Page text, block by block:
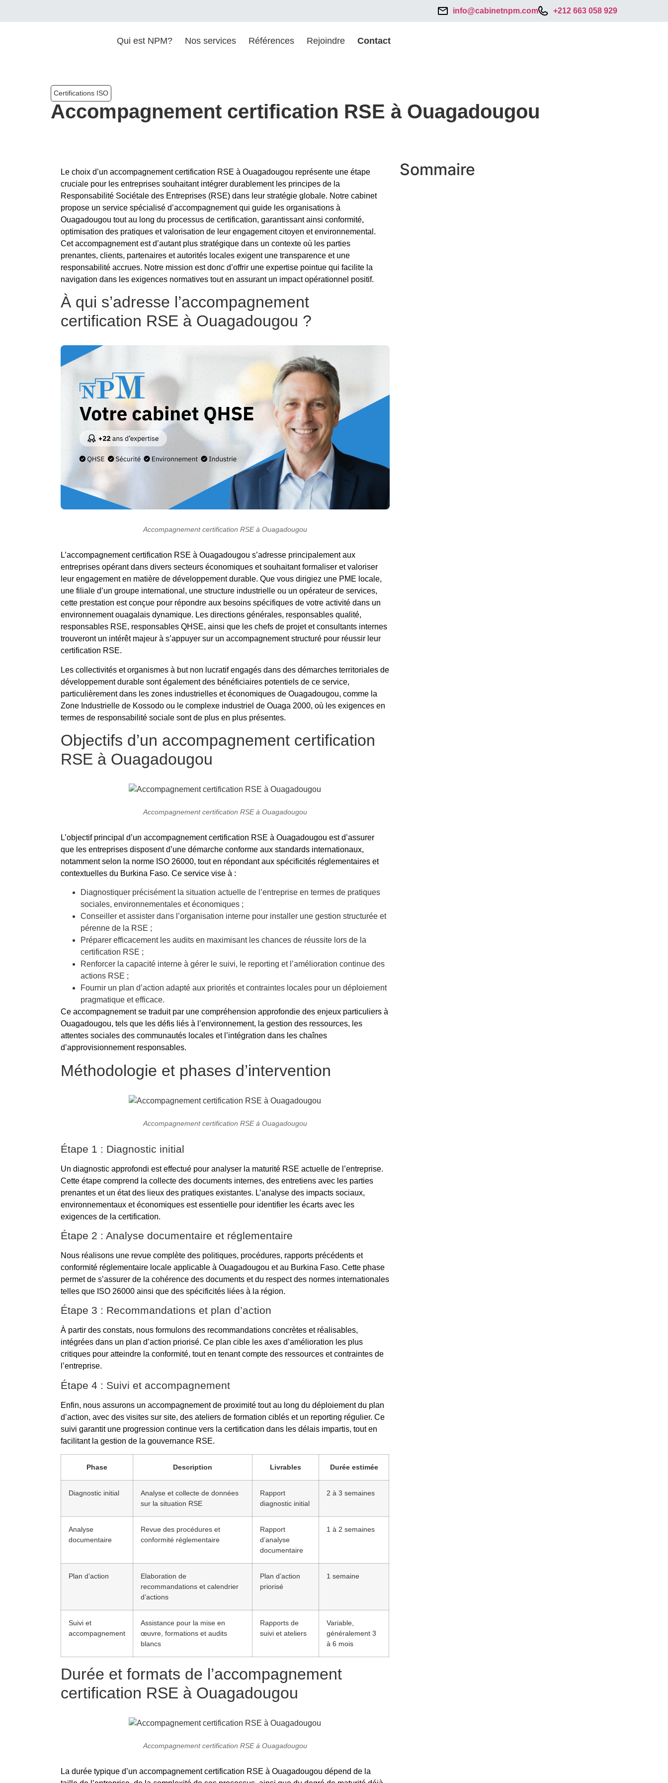
info@cabinetnpm.com +212 663 058 929
Qui est NPM? Nos services Références Rejoindre Contact
Certifications ISO
Accompagnement certification RSE à Ouagadougou
Le choix d’un accompagnement certification RSE à Ouagadougou représente une étape
cruciale pour les entreprises souhaitant intégrer durablement les principes de la
Responsabilité Sociétale des Entreprises (RSE) dans leur stratégie globale. Notre cabinet
propose un service spécialisé d’accompagnement qui guide les organisations à
Ouagadougou tout au long du processus de certification, garantissant ainsi conformité,
optimisation des pratiques et valorisation de leur engagement citoyen et environnemental.
Cet accompagnement est d’autant plus stratégique dans un contexte où les parties
prenantes, clients, partenaires et autorités locales exigent une transparence et une
responsabilité accrues. Notre mission est donc d’offrir une expertise pointue qui facilite la
navigation dans les exigences normatives tout en assurant un impact opérationnel positif.
À qui s’adresse l’accompagnement
certification RSE à Ouagadougou ?
Accompagnement certification RSE à Ouagadougou
L’accompagnement certification RSE à Ouagadougou s’adresse principalement aux
entreprises opérant dans divers secteurs économiques et souhaitant formaliser et valoriser
leur engagement en matière de développement durable. Que vous dirigiez une PME locale,
une filiale d’un groupe international, une structure industrielle ou un opérateur de services,
cette prestation est conçue pour répondre aux besoins spécifiques de votre activité dans un
environnement ouagalais dynamique. Les directions générales, responsables qualité,
responsables RSE, responsables QHSE, ainsi que les chefs de projet et consultants internes
trouveront un intérêt majeur à s’appuyer sur un accompagnement structuré pour réussir leur
certification RSE.
Les collectivités et organismes à but non lucratif engagés dans des démarches territoriales de
développement durable sont également des bénéficiaires potentiels de ce service,
particulièrement dans les zones industrielles et économiques de Ouagadougou, comme la
Zone Industrielle de Kossodo ou le complexe industriel de Ouaga 2000, où les exigences en
termes de responsabilité sociale sont de plus en plus présentes.
Objectifs d’un accompagnement certification
RSE à Ouagadougou
Accompagnement certification RSE à Ouagadougou
L’objectif principal d’un accompagnement certification RSE à Ouagadougou est d’assurer
que les entreprises disposent d’une démarche conforme aux standards internationaux,
notamment selon la norme ISO 26000, tout en répondant aux spécificités réglementaires et
contextuelles du Burkina Faso. Ce service vise à :
Diagnostiquer précisément la situation actuelle de l’entreprise en termes de pratiques
sociales, environnementales et économiques ;
Conseiller et assister dans l’organisation interne pour installer une gestion structurée et
pérenne de la RSE ;
Préparer efficacement les audits en maximisant les chances de réussite lors de la
certification RSE ;
Renforcer la capacité interne à gérer le suivi, le reporting et l’amélioration continue des
actions RSE ;
Fournir un plan d’action adapté aux priorités et contraintes locales pour un déploiement
pragmatique et efficace.
Ce accompagnement se traduit par une compréhension approfondie des enjeux particuliers à
Ouagadougou, tels que les défis liés à l’environnement, la gestion des ressources, les
attentes sociales des communautés locales et l’intégration dans les chaînes
d’approvisionnement responsables.
Méthodologie et phases d’intervention
Accompagnement certification RSE à Ouagadougou
Étape 1 : Diagnostic initial
Un diagnostic approfondi est effectué pour analyser la maturité RSE actuelle de l’entreprise.
Cette étape comprend la collecte des documents internes, des entretiens avec les parties
prenantes et un état des lieux des pratiques existantes. L’analyse des impacts sociaux,
environnementaux et économiques est essentielle pour identifier les écarts avec les
exigences de la certification.
Étape 2 : Analyse documentaire et réglementaire
Nous réalisons une revue complète des politiques, procédures, rapports précédents et
conformité réglementaire locale applicable à Ouagadougou et au Burkina Faso. Cette phase
permet de s’assurer de la cohérence des documents et du respect des normes internationales
telles que ISO 26000 ainsi que des spécificités liées à la région.
Étape 3 : Recommandations et plan d’action
À partir des constats, nous formulons des recommandations concrètes et réalisables,
intégrées dans un plan d’action priorisé. Ce plan cible les axes d’amélioration les plus
critiques pour atteindre la conformité, tout en tenant compte des ressources et contraintes de
l’entreprise.
Étape 4 : Suivi et accompagnement
Enfin, nous assurons un accompagnement de proximité tout au long du déploiement du plan
d’action, avec des visites sur site, des ateliers de formation ciblés et un reporting régulier. Ce
suivi garantit une progression continue vers la certification dans les délais impartis, tout en
facilitant la gestion de la gouvernance RSE.
Phase Description Livrables Durée estimée
Diagnostic initial
Analyse et collecte de données
sur la situation RSE
Rapport
diagnostic initial
2 à 3 semaines
Analyse
documentaire
Revue des procédures et
conformité réglementaire
Rapport
d’analyse
documentaire
1 à 2 semaines
Plan d’action
Elaboration de
recommandations et calendrier
d’actions
Plan d’action
priorisé
1 semaine
Suivi et
accompagnement
Assistance pour la mise en
œuvre, formations et audits
blancs
Rapports de
suivi et ateliers
Variable,
généralement 3
à 6 mois
Durée et formats de l’accompagnement
certification RSE à Ouagadougou
Accompagnement certification RSE à Ouagadougou
La durée typique d’un accompagnement certification RSE à Ouagadougou dépend de la
Sommaire